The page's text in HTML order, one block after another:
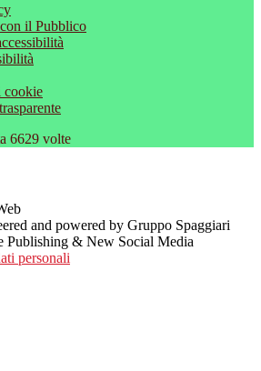
il Pubblico
cookie
6629 volte
and powered by Gruppo Spaggiari
Publishing & New Social Media
personali